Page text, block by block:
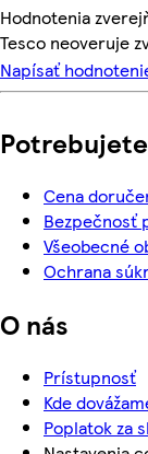
Hodnotenia
Tesco neoveruje
Napísať
Cena
Bezpečnosť
Všeobecné
Ochrana
O nás
Prístupnosť
Kde
Poplatok za